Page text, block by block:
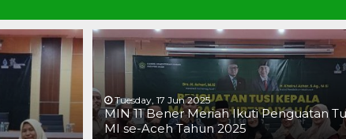
Tuesday, 17 Jun 2025
MIN 11 Bener Meriah Ikuti Penguatan
MI se-Aceh Tahun 2025